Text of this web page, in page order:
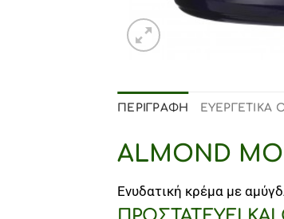
ΠΕΡΙΓΡΑΦΉ ΕΥΕΡΓΕΤΙΚΑ
ALMOND
Ενυδατική κρέμα με